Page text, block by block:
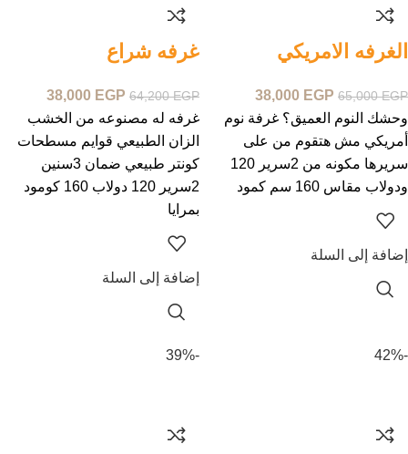
الغرفه الامريكي
65,000EGP
38,000 EGP
وحشك النوم العميق؟ غرفة نوم
أمريكي مش هتقوم من على
سريرها مكونه من 2سرير 120
ودولاب مقاس 160 سم كمود
إضافة إلى السلة
غرفه شراع
64,200EGP
38,000 EGP
غرفه له مصنوعه من الخشب
الزان الطبيعي قوايم مسطحات
كونتر طبيعي ضمان 3سنين
2سرير 120 دولاب 160 كومود
بمرايا
إضافة إلى السلة
-42%
-39%